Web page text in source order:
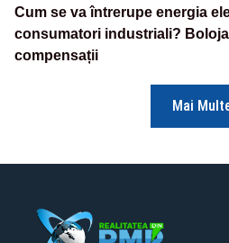
Cum se va întrerupe energia
consumatori industriali?
compensații
Mai